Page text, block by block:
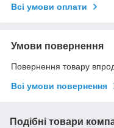
Всі умови оплати
Умови повернення
Повернення товару
Всі умови повернення
Подібні товари